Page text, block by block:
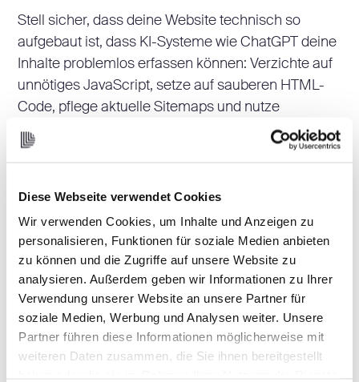
Diese Webseite verwendet Cookies
Wir verwenden Cookies, um Inhalte und Anzeigen zu
personalisieren, Funktionen für soziale Medien anbieten
zu können und die Zugriffe auf unsere Website zu
analysieren. Außerdem geben wir Informationen zu Ihrer
Verwendung unserer Website an unsere Partner für
soziale Medien, Werbung und Analysen weiter. Unsere
Partner führen diese Informationen möglicherweise mit
weiteren Daten zusammen, die Sie ihnen bereitgestellt
Stell sicher, dass deine Website technisch so
aufgebaut ist, dass KI-Systeme wie ChatGPT deine
Inhalte problemlos erfassen können: Verzichte auf
unnötiges JavaScript, setze auf sauberen HTML-
Code, pflege aktuelle Sitemaps und nutze
strukturierte Daten.
deiner Kund:innen
Geh über klassische Keyword-Recherchen hinaus:
Finde heraus, wo sich deine Kund:innen
informieren, welche Fragen sie sich in den
einzelnen Phasen der Customer Journey stellen
und wie sie Entscheidungen treffen – zum Beispiel
über Interviews, Nutzerfeedback oder qualitative
Recherchen.